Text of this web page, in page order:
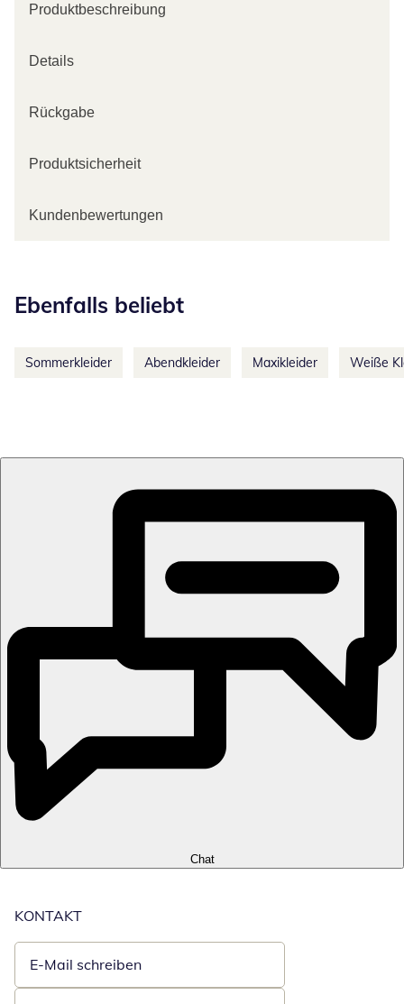
Produktbeschreibung
Details
Rückgabe
Produktsicherheit
Kundenbewertungen
Ebenfalls beliebt
Sommerkleider Abendkleider Maxikleider Weiße
Chat
KONTAKT
E-Mail schreiben
Öffnet E-Mail-Client